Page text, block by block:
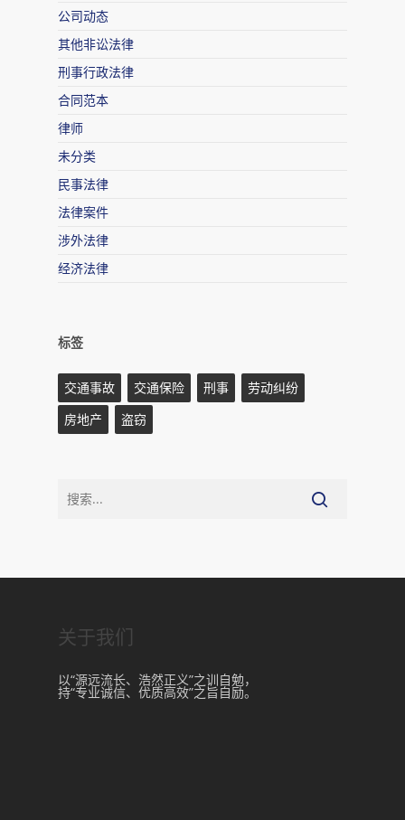
公司动态
其他非讼法律
刑事行政法律
合同范本
律师
未分类
民事法律
法律案件
涉外法律
经济法律
标签
交通事故 交通保险 刑事
劳动纠纷
房地产
盗窃
关于我们
以“源远流长、浩然正义”之训自勉，
持“专业诚信、优质高效”之旨自励。